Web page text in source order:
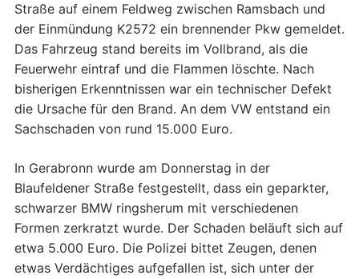
Straße auf einem Feldweg zwischen Ramsbach und
der Einmündung K2572 ein brennender Pkw gemeldet.
Das Fahrzeug stand bereits im Vollbrand, als die
Feuerwehr eintraf und die Flammen löschte. Nach
bisherigen Erkenntnissen war ein technischer Defekt
die Ursache für den Brand. An dem VW entstand ein
Sachschaden von rund 15.000 Euro.
In Gerabronn wurde am Donnerstag in der
Blaufeldener Straße festgestellt, dass ein geparkter,
schwarzer BMW ringsherum mit verschiedenen
Formen zerkratzt wurde. Der Schaden beläuft sich auf
etwa 5.000 Euro. Die Polizei bittet Zeugen, denen
etwas Verdächtiges aufgefallen ist, sich unter der